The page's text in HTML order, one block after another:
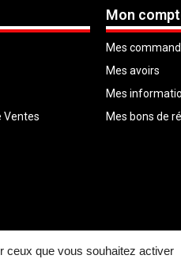
Ventes
Mon
Mes
Mes avoirs
Mes
Mes bons de
© Copyright 2026 |LTG Services|
ceux que vous souhaitez activer